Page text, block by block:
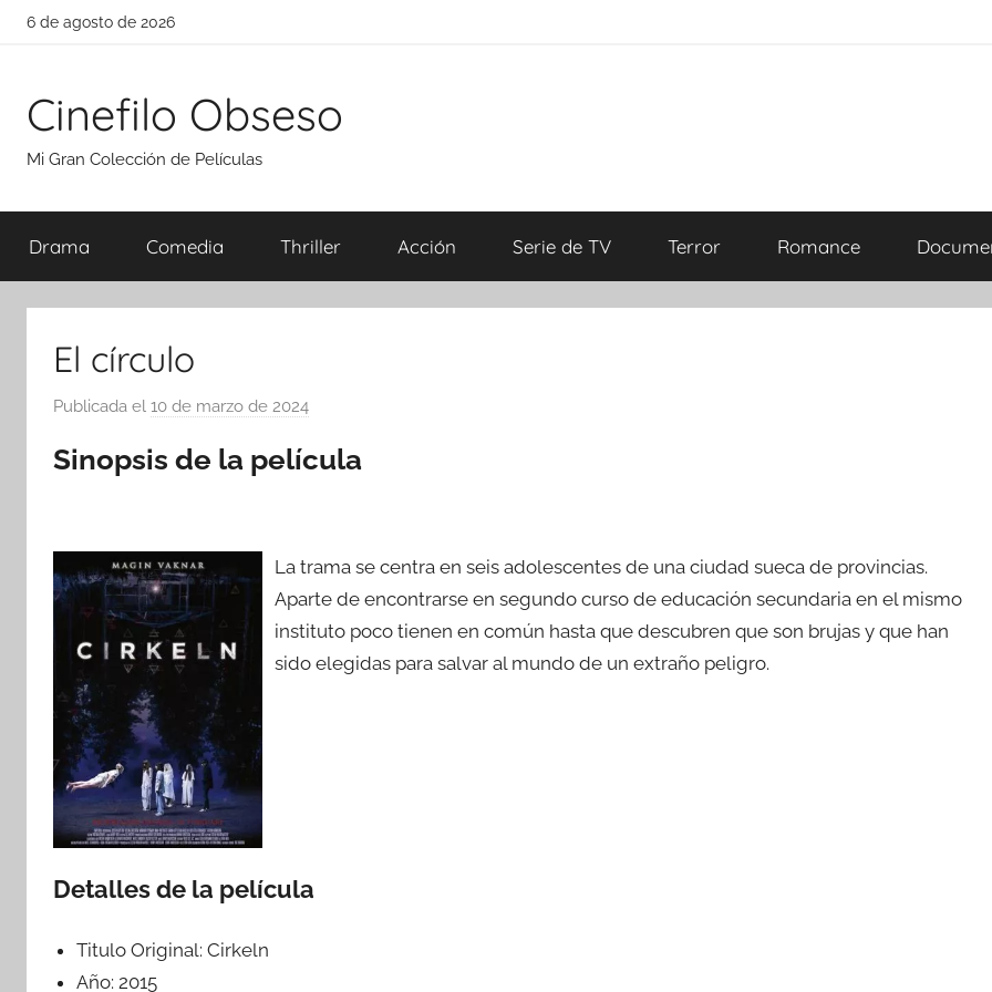
Saltar
6 de agosto de 2026
Cinefilo Obseso
Mi Gran Colección de Películas
Drama Comedia Thriller Acción Serie de TV Terror Romance
El círculo
Publicada el 10 de marzo de 2024
r
Sinopsis de la película
La trama se centra en seis adolescentes de una ciudad sueca de provincias.
Aparte de encontrarse en segundo curso de educación secundaria en el mismo
instituto poco tienen en común hasta que descubren que son brujas y que han
sido elegidas para salvar al mundo de un extraño peligro.
Detalles de la película
Titulo Original:Cirkeln
Año: 2015